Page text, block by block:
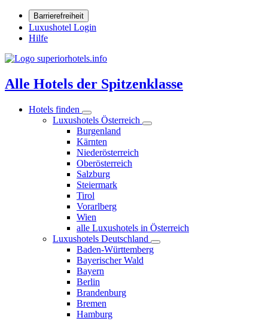
Barrierefreiheit
Luxushotel Login
Hilfe
Alle Hotels der Spitzenklasse
Hotels finden
Luxushotels Österreich
Burgenland
Kärnten
Niederösterreich
Oberösterreich
Salzburg
Steiermark
Tirol
Vorarlberg
Wien
alle Luxushotels in Österreich
Luxushotels Deutschland
Baden-Württemberg
Bayerischer Wald
Bayern
Berlin
Brandenburg
Bremen
Hamburg